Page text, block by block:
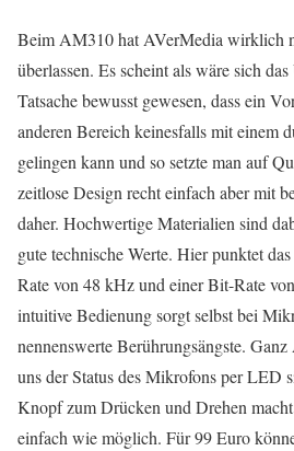
Beim AM310 hat AVerMedia wirklich
überlassen. Es scheint als wäre sich
Tatsache bewusst gewesen, dass ein
anderen Bereich keinesfalls mit einem
gelingen kann und so setzte man auf
zeitlose Design recht einfach aber mit
daher. Hochwertige Materialien sind
gute technische Werte. Hier punktet
Rate von 48 kHz und einer Bit-Rate
intuitive Bedienung sorgt selbst bei
nennenswerte Berührungsängste.
uns der Status des Mikrofons per LED
Knopf zum Drücken und Drehen
einfach wie möglich. Für 99 Euro